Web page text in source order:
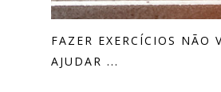
FAZER EXERCÍCIOS NÃO
AJUDAR ...